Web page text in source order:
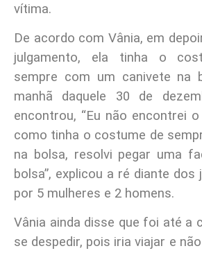
vítima.
De acordo com Vânia, em
julgamento, ela tinha o
sempre com um canivete na
manhã daquele 30 de
encontrou, “Eu não encontrei
como tinha o costume de
na bolsa, resolvi pegar uma
bolsa”, explicou a ré diante
por 5 mulheres e 2 homens.
Vânia ainda disse que foi até a
se despedir, pois iria viajar e